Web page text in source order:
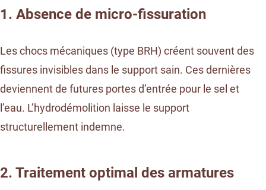
1. Absence de micro-fissuration
Les chocs mécaniques (type BRH) créent souvent des
fissures invisibles dans le support sain. Ces dernières
deviennent de futures portes d’entrée pour le sel et
l’eau. L’hydrodémolition laisse le support
structurellement indemne.
2. Traitement optimal des armatures